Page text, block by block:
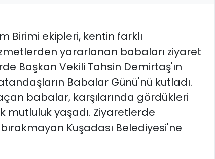
Birimi ekipleri, kentin farklı
yararlanan babaları ziyaret
Başkan Vekili Tahsin Demirtaş'ın
Babalar Günü'nü kutladı.
babalar, karşılarında gördükleri
mutluluk yaşadı. Ziyaretlerde
Kuşadası Belediyesi'ne